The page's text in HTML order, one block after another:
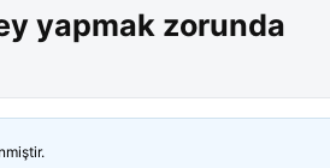
yapmak zorunda